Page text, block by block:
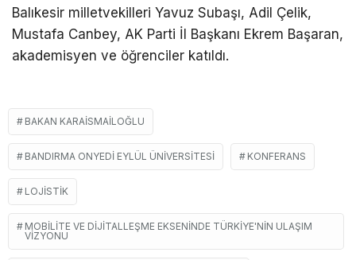
Balıkesir milletvekilleri Yavuz Subaşı, Adil Çelik,
Mustafa Canbey, AK Parti İl Başkanı Ekrem Başaran,
akademisyen ve öğrenciler katıldı.
BAKAN KARAISMAILOĞLU
BANDIRMA ONYEDI EYLÜL ÜNIVERSITESI KONFERANS
LOJISTIK
MOBILITE VE DIJITALLEŞME EKSENINDE TÜRKIYE'NIN ULAŞIM
VIZYONU